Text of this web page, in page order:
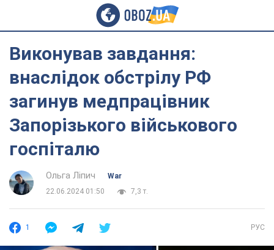
Виконував завдання:
внаслідок обстрілу РФ
загинув медпрацівник
Запорізького військового
госпіталю
Ольга Ліпич
War
22.06.2024 01:50
7,3 т.
1 РУС